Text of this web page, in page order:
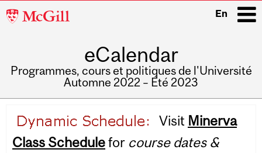
McGill
En
eCalendar
Programmes, cours et politiques de l'Université
Automne 2022 – Été 2023
navigation
Visit Minerva
Class Schedulefor course dates &